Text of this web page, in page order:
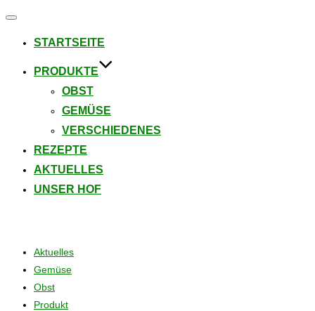
Navigation
STARTSEITE
PRODUKTE
OBST
GEMÜSE
VERSCHIEDENES
REZEPTE
AKTUELLES
UNSER HOF
Aktuelles
Gemüse
Obst
Produkt